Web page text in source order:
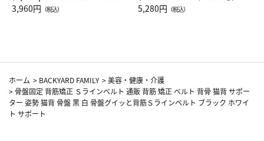
Drop JAL客室乗務員（LC）ス
3,960円 （税込）
ト（レッドワイン）
5,280円 （税込）
ホーム > BACKYARD FAMILY >美容・健康・介護
> 骨盤固定 背筋矯正 Ｓラインベルト 通販 背筋 矯正 ベルト 背骨 猫背 サポー
ター 姿勢 猫背 骨盤 黒 白 骨盤グイッと背筋Ｓラインベルト ブラック ホワイ
ト サポート